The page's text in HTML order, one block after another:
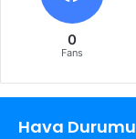
0
Fans
Hava Durumu